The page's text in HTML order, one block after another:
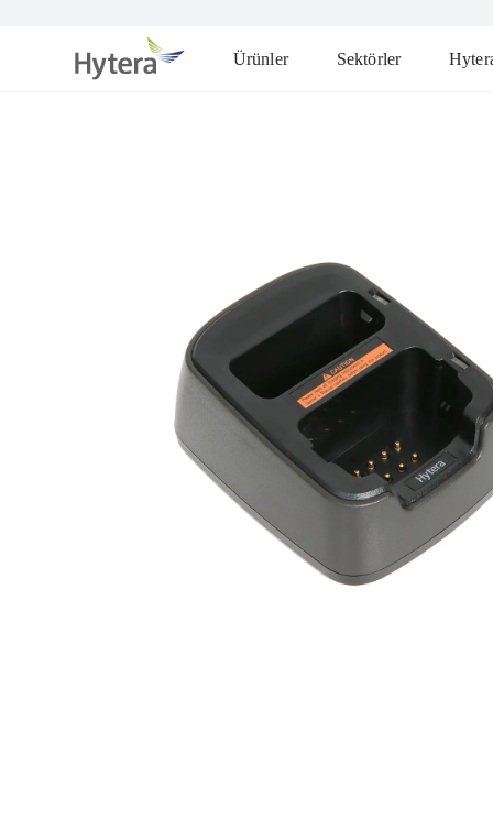
Ürünler Sektörler